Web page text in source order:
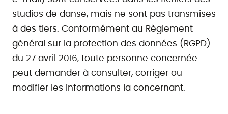
studios de danse, mais ne sont pas transmises
à des tiers. Conformément au Règlement
général sur la protection des données (RGPD)
du 27 avril 2016, toute personne concernée
peut demander à consulter, corriger ou
modifier les informations la concernant.